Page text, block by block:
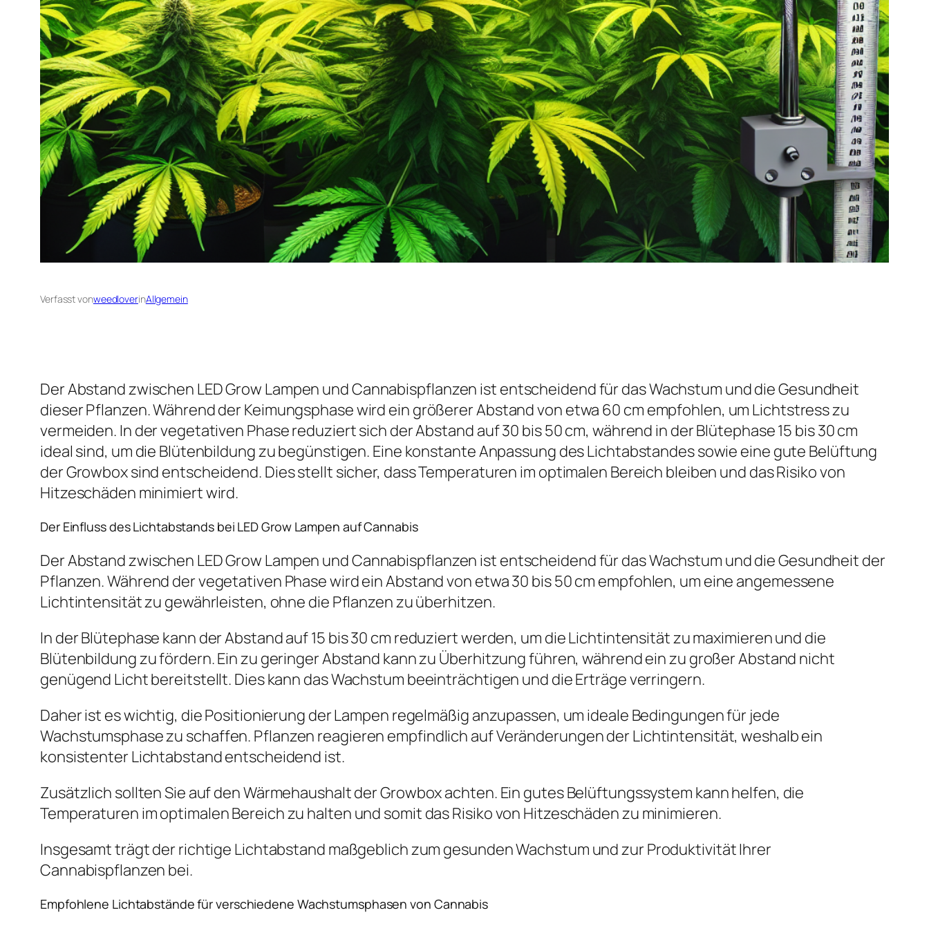
Verfasst vonweedloverinAllgemein
Der Abstand zwischen LED Grow Lampen und Cannabispflanzen ist entscheidend für das Wachstum und die Gesundheit
dieser Pflanzen. Während der Keimungsphase wird ein größerer Abstand von etwa 60 cm empfohlen, um Lichtstress zu
vermeiden. In der vegetativen Phase reduziert sich der Abstand auf 30 bis 50 cm, während in der Blütephase 15 bis 30 cm
ideal sind, um die Blütenbildung zu begünstigen. Eine konstante Anpassung des Lichtabstandes sowie eine gute Belüftung
der Growbox sind entscheidend. Dies stellt sicher, dass Temperaturen im optimalen Bereich bleiben und das Risiko von
Hitzeschäden minimiert wird.
Der Einfluss des Lichtabstands bei LED Grow Lampen auf Cannabis
Der Abstand zwischen LED Grow Lampen und Cannabispflanzen ist entscheidend für das Wachstum und die Gesundheit der
Pflanzen. Während der vegetativen Phase wird ein Abstand von etwa 30 bis 50 cm empfohlen, um eine angemessene
Lichtintensität zu gewährleisten, ohne die Pflanzen zu überhitzen.
In der Blütephase kann der Abstand auf 15 bis 30 cm reduziert werden, um die Lichtintensität zu maximieren und die
Blütenbildung zu fördern. Ein zu geringer Abstand kann zu Überhitzung führen, während ein zu großer Abstand nicht
genügend Licht bereitstellt. Dies kann das Wachstum beeinträchtigen und die Erträge verringern.
Daher ist es wichtig, die Positionierung der Lampen regelmäßig anzupassen, um ideale Bedingungen für jede
Wachstumsphase zu schaffen. Pflanzen reagieren empfindlich auf Veränderungen der Lichtintensität, weshalb ein
konsistenter Lichtabstand entscheidend ist.
Zusätzlich sollten Sie auf den Wärmehaushalt der Growbox achten. Ein gutes Belüftungssystem kann helfen, die
Temperaturen im optimalen Bereich zu halten und somit das Risiko von Hitzeschäden zu minimieren.
Insgesamt trägt der richtige Lichtabstand maßgeblich zum gesunden Wachstum und zur Produktivität Ihrer
Cannabispflanzen bei.
Empfohlene Lichtabstände für verschiedene Wachstumsphasen von Cannabis